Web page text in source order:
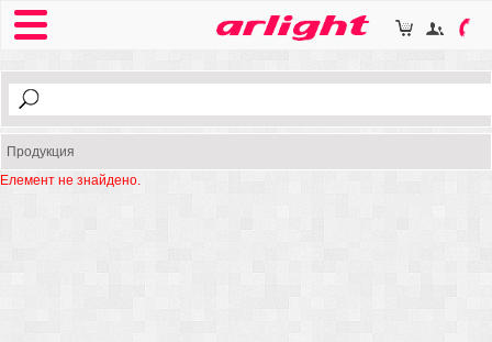
Продукция
Елемент не знайдено.